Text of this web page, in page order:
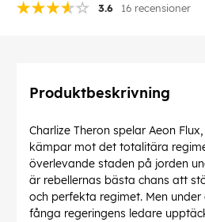
3.6 16 recensioner
Produktbeskrivning
Charlize Theron spelar Aeon
kämpar mot det totalitära
överlevande staden på jorden
är rebellernas bästa chans att
och perfekta regimet. Men
fånga regeringens ledare